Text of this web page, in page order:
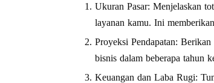
Ukuran Pasar: Menjelaskan
layanan kamu. Ini
Proyeksi Pendapatan:
bisnis dalam beberapa tahun
Keuangan dan Laba Rugi: